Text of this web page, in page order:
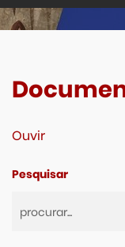
Ouvir
Pesquisar